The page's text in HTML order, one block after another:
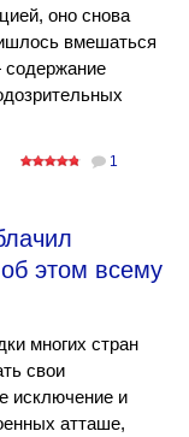
оно снова
вмешаться
содержание
1
этом всему
многих стран
свои
исключение и
атташе,